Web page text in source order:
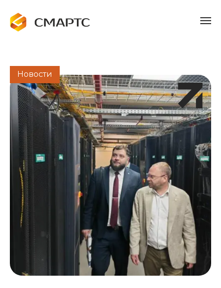
Новости